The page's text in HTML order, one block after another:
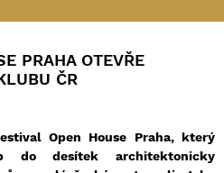
PRAHA OTEVŘE
ČR
Open House Praha, který
do desítek architektonicky